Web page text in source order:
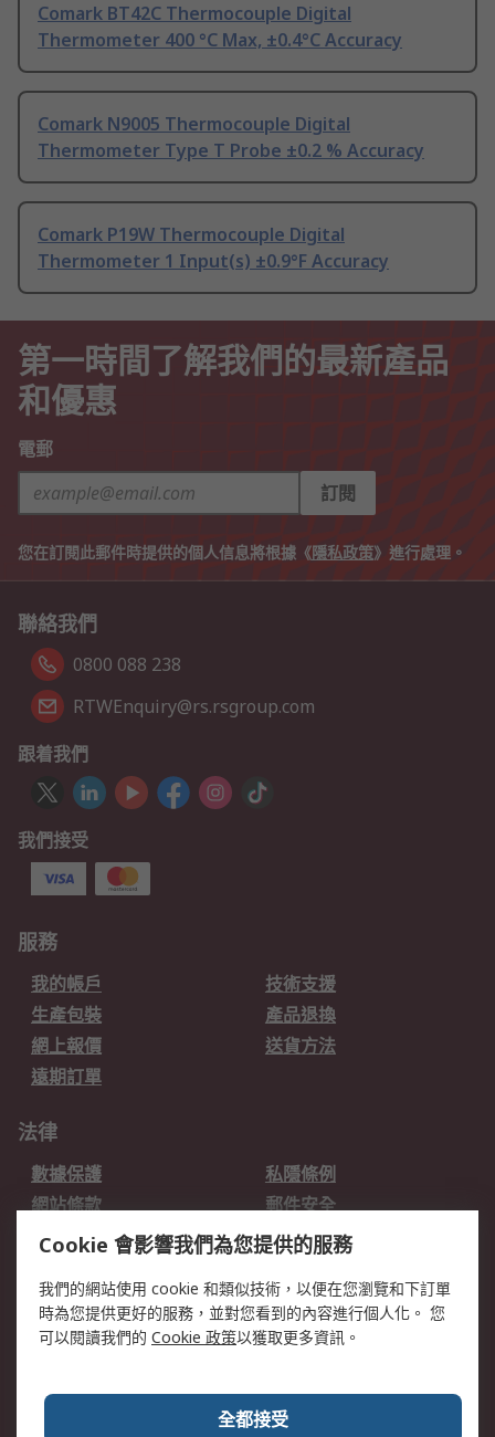
Comark BT42C Thermocouple Digital
Thermometer 400 °C Max, ±0.4°C Accuracy
Comark N9005 Thermocouple Digital
Thermometer Type T Probe ±0.2 % Accuracy
Comark P19W Thermocouple Digital
Thermometer 1 Input(s) ±0.9°F Accuracy
第一時間了解我們的最新產品
和優惠
電郵
訂閱
您在訂閱此郵件時提供的個人信息將根據《隱私政策》進行處理。
聯絡我們
0800 088 238
RTWEnquiry@rs.rsgroup.com
跟着我們
我們接受
服務
我的帳戶
技術支援
生產包裝
產品退換
網上報價
送貨方法
遠期訂單
法律
數據保護
私隱條例
網站條款
郵件安全
销售条款和条件
關於RS
RS的歷史
關於RS
加入我們
新聞中心
RS銷售條款
Cookie 會影響我們為您提供的服務
我們的網站使用 cookie 和類似技術，以便在您瀏覽和下訂單
時為您提供更好的服務，並對您看到的內容進行個人化。 您
可以閱讀我們的 Cookie 政策以獲取更多資訊。
全都接受